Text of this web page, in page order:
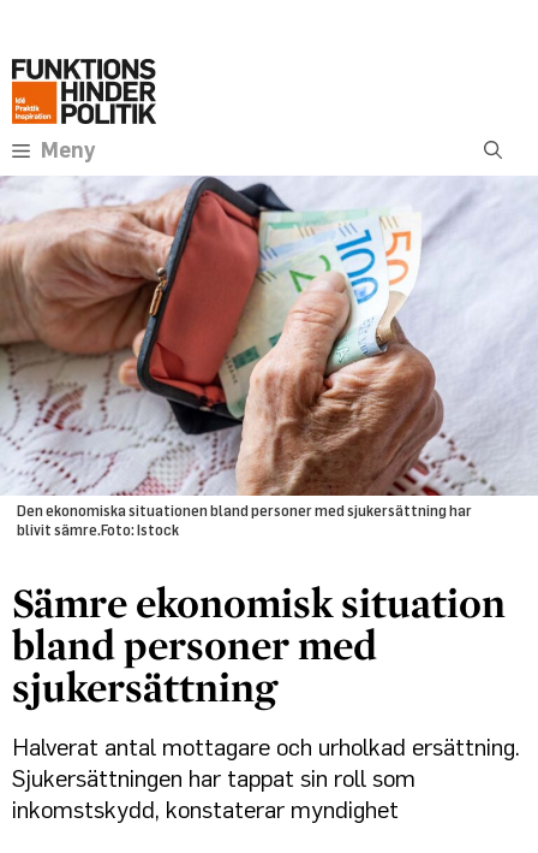
innehåll
Meny
Den ekonomiska situationen bland personer med sjukersättning har
blivit sämre.Foto: Istock
Sämre ekonomisk situation
bland personer med
sjukersättning
Halverat antal mottagare och urholkad ersättning.
Sjukersättningen har tappat sin roll som
inkomstskydd, konstaterar myndighet